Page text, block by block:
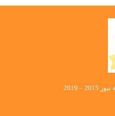
2019.